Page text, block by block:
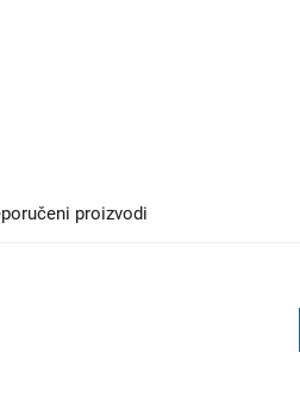
proizvodi